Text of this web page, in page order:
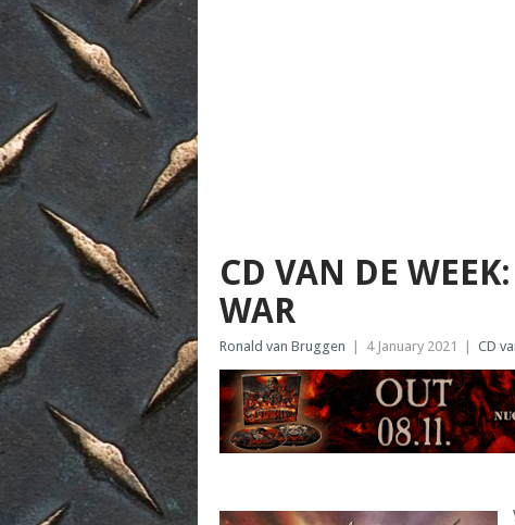
CD VAN DE
WAR
Ronald van Bruggen 4 January 2021 CD